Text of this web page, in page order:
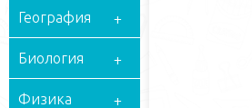
География
Биология
Физика